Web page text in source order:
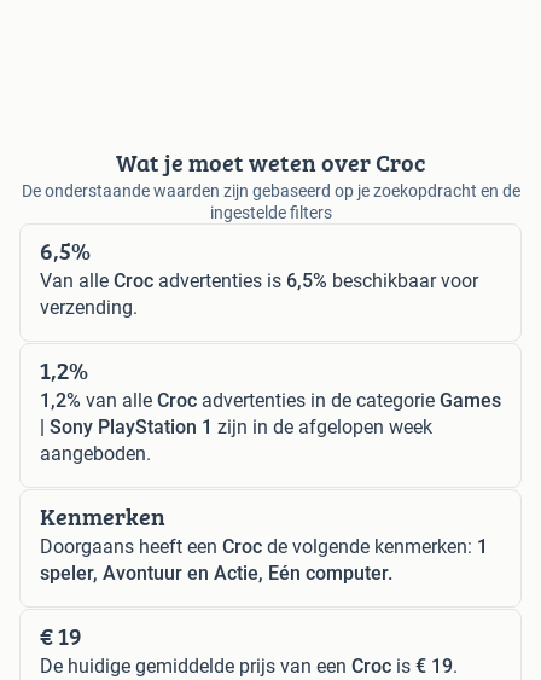
Wat je moet weten over Croc
De onderstaande waarden zijn gebaseerd op je zoekopdracht en de
ingestelde filters
6,5%
Van alle Croc advertenties is 6,5% beschikbaar voor
verzending.
1,2%
1,2% van alle Croc advertenties in de categorie Games
| Sony PlayStation 1 zijn in de afgelopen week
aangeboden.
Kenmerken
Doorgaans heeft een Croc de volgende kenmerken: 1
speler, Avontuur en Actie, Eén computer.
€ 19
De huidige gemiddelde prijs van een Croc is € 19.